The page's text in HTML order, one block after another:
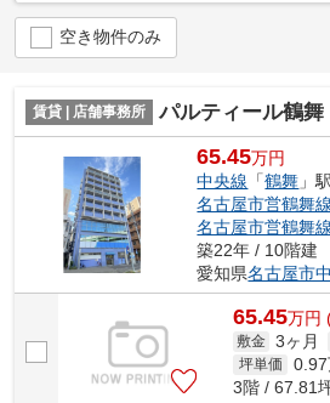
空き物件のみ
賃貸 | 店舗事務所 パルティール鶴舞【
65.45万円
中央線 「鶴舞 」
名古屋市営鶴舞線
名古屋市営鶴舞線
築22年 / 10階建
愛知県名古屋市
65.45万円
敷金 3ヶ月
坪単価 0.97
3階 / 67.81